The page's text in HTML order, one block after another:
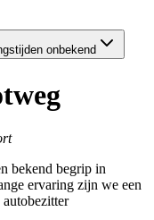
onbekend
bekend begrip in
ervaring zijn we een